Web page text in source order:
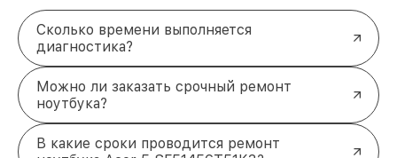
Сколько времени выполняется
диагностика?
Можно ли заказать срочный ремонт
ноутбука?
В какие сроки проводится ремонт